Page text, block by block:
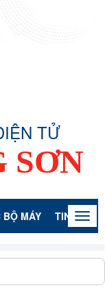
TỬ
SƠN
MÁY TIN TỨC -